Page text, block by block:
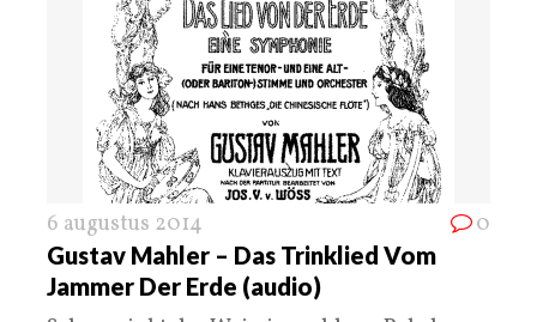
6 augustus 2014 0
Gustav Mahler – Das Trinklied Vom
Jammer Der Erde (audio)